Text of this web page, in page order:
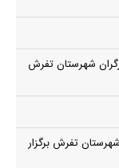
شهرستان تفرش
تفرش برگزار